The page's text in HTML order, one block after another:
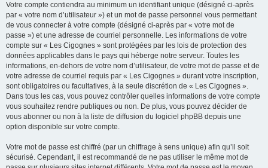
Votre compte contiendra au minimum un identifiant unique (désigné ci-après
par « votre nom d’utilisateur ») et un mot de passe personnel vous permettant
de vous connecter à votre compte (désigné ci-après par « votre mot de
passe ») et une adresse de courriel personnelle. Les informations de votre
compte sur « Les Cigognes » sont protégées par les lois de protection des
données applicables dans le pays qui héberge notre serveur. Toutes les
informations, en-dehors de votre nom d’utilisateur, de votre mot de passe et de
votre adresse de courriel requis par « Les Cigognes » durant votre inscription,
sont obligatoires ou facultatives, à la seule discrétion de « Les Cigognes ».
Dans tous les cas, vous pouvez contrôler quelles informations de votre compte
vous souhaitez rendre publiques ou non. De plus, vous pouvez décider de
vous abonner ou non à la liste de diffusion du logiciel phpBB depuis une
option disponible sur votre compte.
Votre mot de passe est chiffré (par un chiffrage à sens unique) afin qu’il soit
sécurisé. Cependant, il est recommandé de ne pas utiliser le même mot de